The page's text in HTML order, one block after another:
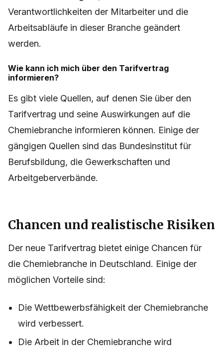
Verantwortlichkeiten der Mitarbeiter und die
Arbeitsabläufe in dieser Branche geändert
werden.
Wie kann ich mich über den Tarifvertrag
informieren?
Es gibt viele Quellen, auf denen Sie über den
Tarifvertrag und seine Auswirkungen auf die
Chemiebranche informieren können. Einige der
gängigen Quellen sind das Bundesinstitut für
Berufsbildung, die Gewerkschaften und
Arbeitgeberverbände.
Chancen und realistische Risiken
Der neue Tarifvertrag bietet einige Chancen für
die Chemiebranche in Deutschland. Einige der
möglichen Vorteile sind:
Die Wettbewerbsfähigkeit der Chemiebranche
wird verbessert.
Die Arbeit in der Chemiebranche wird